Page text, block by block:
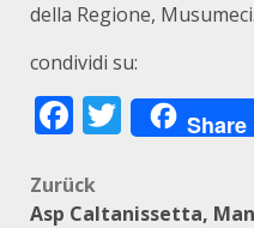
della Regione, Musumeci.
condividi su:
Facebook
Twitter
Share
Zurück
Asp Caltanissetta,